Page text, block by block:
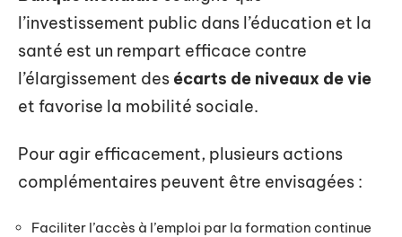
l’investissement public dans l’éducation et la
santé est un rempart efficace contre
l’élargissement des écarts de niveaux de vie
et favorise la mobilité sociale.
Pour agir efficacement, plusieurs actions
complémentaires peuvent être envisagées :
Faciliter l’accès à l’emploi par la formation continue